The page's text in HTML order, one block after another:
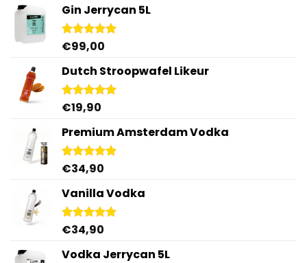
Gin Jerrycan 5L
Gewaardeerd
€99,00
Dutch Stroopwafel Likeur
Gewaardeerd
€19,90
Premium Amsterdam Vodka
Gewaardeerd
€34,90
Vanilla Vodka
Gewaardeerd
€34,90
Vodka Jerrycan 5L